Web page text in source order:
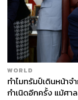
WORLD
ทำไมทรัมป์เดินหน้า
กำเนิดอีกครั้ง แม้ศ